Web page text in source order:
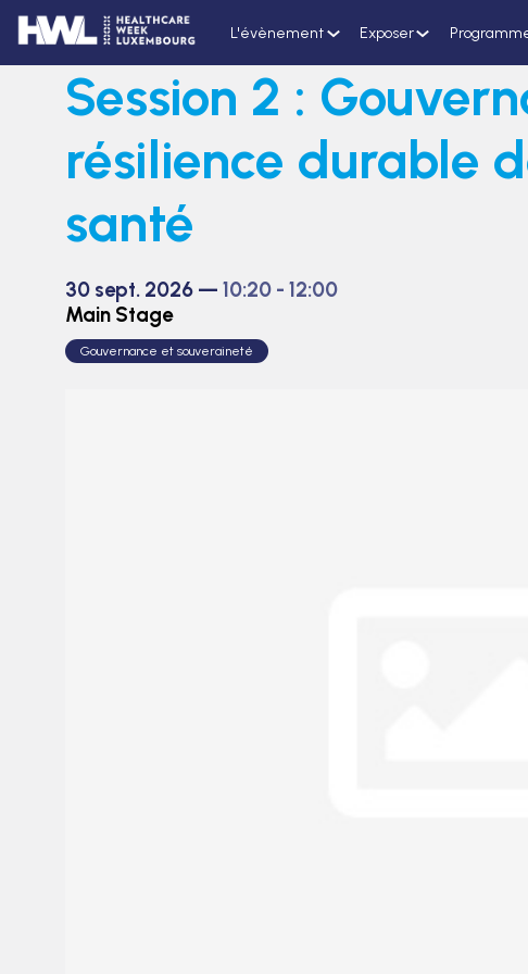
L'évènement Exposer
Session 2 :
résilience durable
santé
30 sept. 2026 — 10:20 - 12:00
Main Stage
Gouvernance et souveraineté